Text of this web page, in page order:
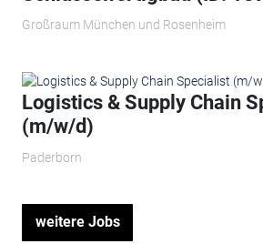
Großraum München und Rosenheim
Logistics & Supply Chain
(m/w/d)
Paderborn
weitere Jobs